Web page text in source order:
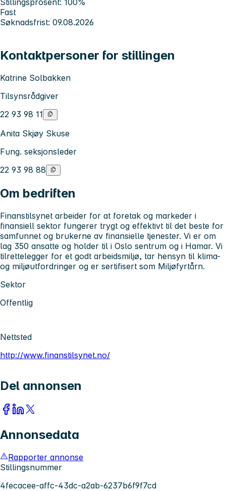
Fast
Søknadsfrist: 09.08.2026
Kontaktpersoner for stillingen
Katrine Solbakken
Tilsynsrådgiver
22 93 98 11
Anita Skjøy Skuse
Fung. seksjonsleder
22 93 98 88
Om bedriften
Finanstilsynet arbeider for at foretak og markeder i
finansiell sektor fungerer trygt og effektivt til det beste for
samfunnet og brukerne av finansielle tjenester. Vi er om
lag 350 ansatte og holder til i Oslo sentrum og i Hamar. Vi
tilrettelegger for et godt arbeidsmiljø, tar hensyn til klima-
og miljøutfordringer og er sertifisert som Miljøfyrtårn.
Sektor
Offentlig
Nettsted
http://www.finanstilsynet.no/
Del annonsen
Annonsedata
Rapporter annonse
Stillingsnummer
4fecacee-affc-43dc-a2ab-6237b6f9f7cd